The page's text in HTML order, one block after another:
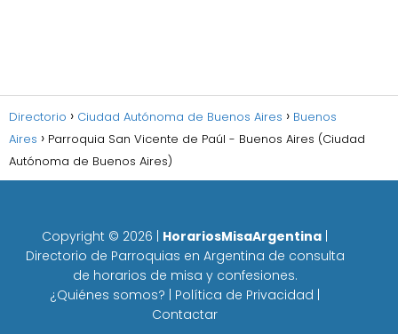
Directorio Ciudad Autónoma de Buenos Aires
Buenos
Aires
Parroquia San Vicente de Paúl - Buenos Aires (Ciudad
Autónoma de Buenos Aires)
Copyright © 2026 HorariosMisaArgentina
Directorio de Parroquias en Argentina de consulta
de horarios de misa y confesiones.
¿Quiénes somos?
Política de Privacidad
Contactar